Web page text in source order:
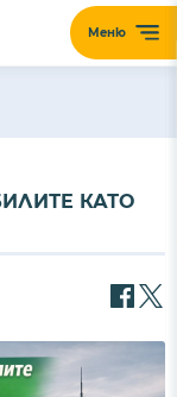
Меню
КАТО